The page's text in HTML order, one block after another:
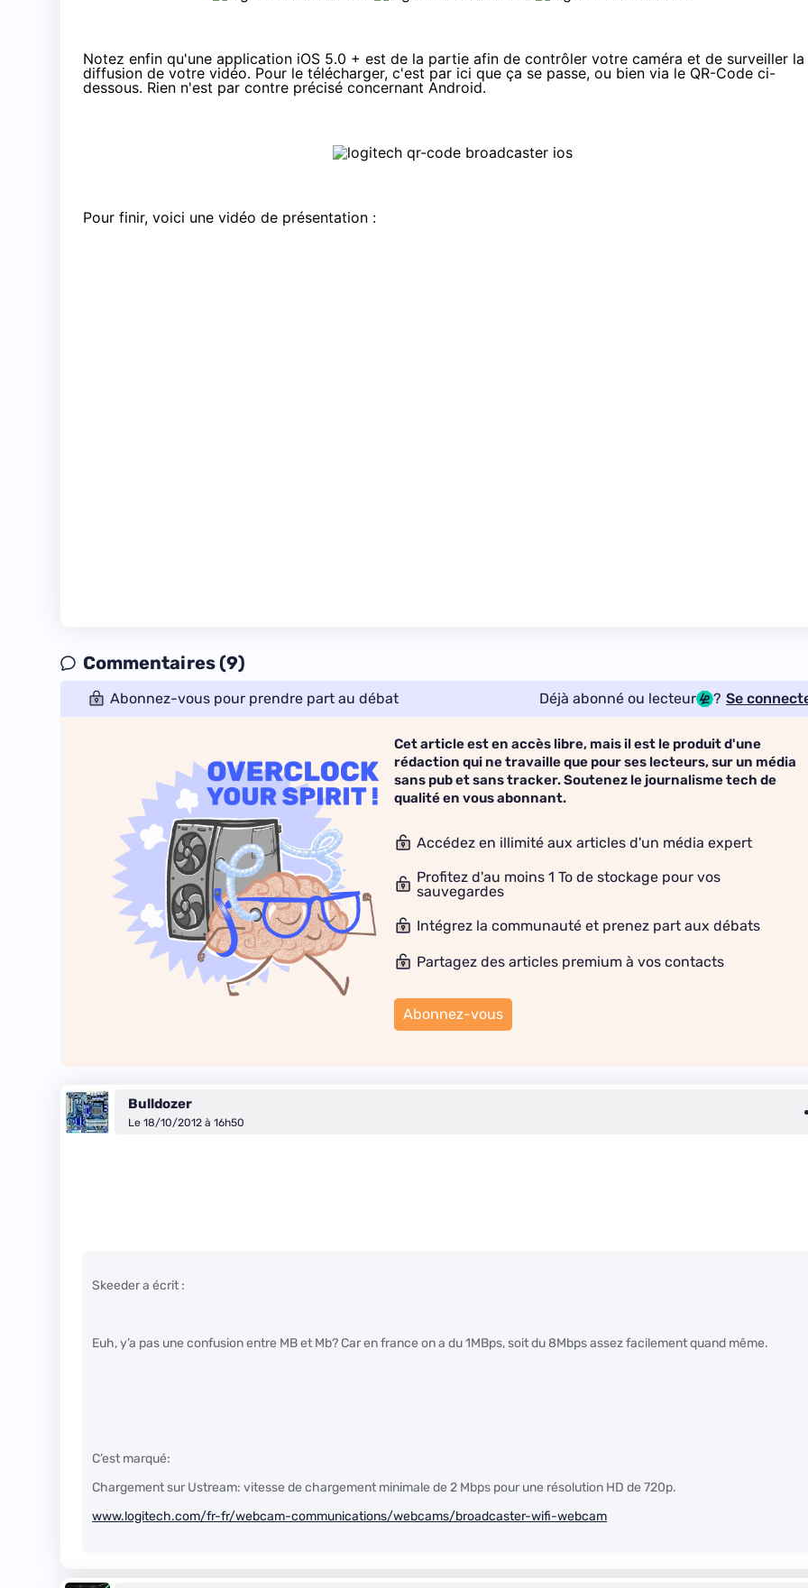
Notez enfin qu'une application iOS 5.0 + est de la partie afin de contrôler votre caméra et de surveiller la
diffusion de votre vidéo. Pour le télécharger, c'est par ici que ça se passe, ou bien via le QR-Code ci-
dessous. Rien n'est par contre précisé concernant Android.
Pour finir, voici une vidéo de présentation :
Commentaires (9)
Abonnez-vous pour prendre part au débat Déjà abonné ou lecteur ? Se
Cet article est en accès libre, mais il est le produit d'une
rédaction qui ne travaille que pour ses lecteurs, sur un média
sans pub et sans tracker. Soutenez le journalisme tech de
qualité en vous abonnant.
Accédez en illimité aux articles d'un média expert
Profitez d'au moins 1 To de stockage pour vos
sauvegardes
Intégrez la communauté et prenez part aux débats
Partagez des articles premium à vos contacts
Abonnez-vous
Bulldozer
Le 18/10/2012 à 16h50
Skeeder a écrit :
Euh, y’a pas une confusion entre MB et Mb? Car en france on a du 1MBps, soit du 8Mbps assez facilement quand même.
C’est marqué:
Chargement sur Ustream: vitesse de chargement minimale de 2 Mbps pour une résolution HD de 720p.
www.logitech.com/fr-fr/webcam-communications/webcams/broadcaster-wifi-webcam